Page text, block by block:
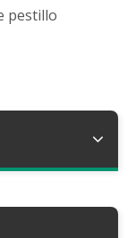
Français
pestillo